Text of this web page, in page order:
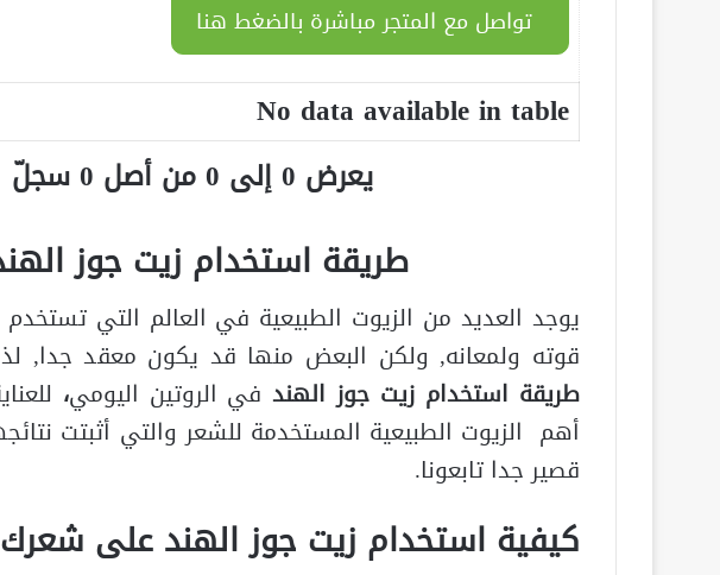
تواصل مع المتجر مباشرة بالضغط هنا
No data available in table
يعرض 0 إلى 0 من أصل 0 سجلّ
طريقة استخدام زيت جوز
يوجد العديد من الزيوت الطبيعية في العالم التي تستخدم
قوته ولمعانه, ولكن البعض منها قد يكون معقد جدا,
طريقة استخدام زيت جوز الهندفي الروتين اليومي،
أهم الزيوت الطبيعية المستخدمة للشعر والتي أثبتت
قصير جدا تابعونا.
كيفية استخدام زيت جوز الهند على